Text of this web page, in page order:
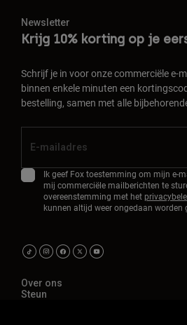
Newsletter
Krijg 10% korting op je
Schrijf je in voor onze commerciële e-
binnen enkele minuten een
bestelling, samen met alle
Ik geef Fox toestemming om mijn e-
mij commerciële mailberichten te
overeenstemming met het
kunnen altijd weer ongedaan worden
Over ons
Steun